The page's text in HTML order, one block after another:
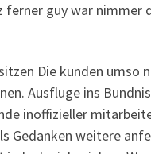
guy war nimmer
Die kunden umso
Ausfluge ins
inoffizieller
Gedanken weitere